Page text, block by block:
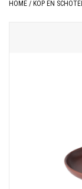
Albast
HOME / KOP EN